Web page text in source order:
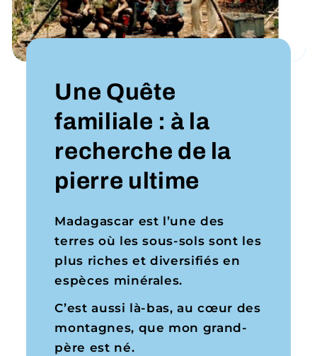
Une Quête
familiale : à la
recherche de la
pierre ultime
Madagascar est l’une des
terres où les sous-sols sont les
plus riches et diversifiés en
espèces minérales.
C’est aussi là-bas, au cœur des
montagnes, que mon grand-
père est né.